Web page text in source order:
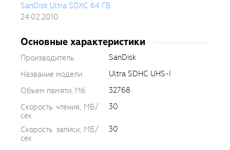
SanDisk Ultra SDXC 64 ГБ
24.02.2010
Основные характеристики
Производитель
SanDisk
Название модели
Ultra SDHC UHS-I
Объем памяти, Мб
32768
Скорость чтения, МБ/
сек
30
Скорость записи, МБ/
сек
30